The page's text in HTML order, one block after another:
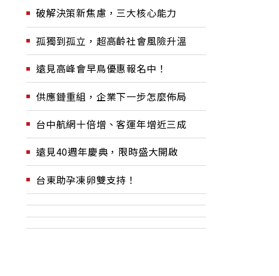
破解決策新焦慮，三大核心能力
孤獨到孤立，超高齡社會風險升溫
遠見高峰會早鳥優惠報名中！
供應鏈重組，企業下一步怎麼佈局
台中航網十倍增、客運年增近三成
遠見40週年慶典，限時盛大開啟
台東助孕凍卵雙支持！